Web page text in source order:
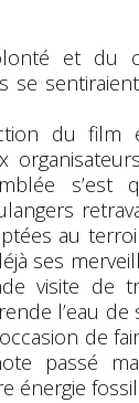
et du
se
du film
s’est
au
ses
visite de
l’eau
de
passé
énergie